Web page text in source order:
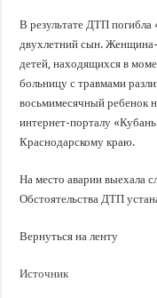
В результате ДТП погибла
двухлетний сын. Женщина-
детей, находящихся в
больницу с травмами
восьмимесячный ребенок
интернет-порталу
Краснодарскому краю.
На место аварии выехала
Обстоятельства ДТП
Вернуться на ленту
Источник